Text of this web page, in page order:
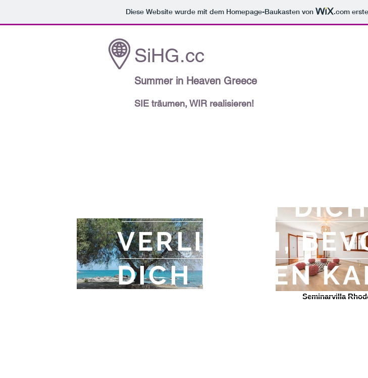
Diese Website wurde mit dem Homepage-Baukasten von .com
SiHG.cc
Summer in Heaven Greece
SIE träumen, WIR realisieren!
Seminarvilla
"DU MUSST
VERLIEREN,
DICH FINDEN